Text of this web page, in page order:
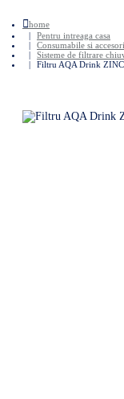
home
Pentru intreaga casa
Consumabile si
Sisteme de filtrare
Filtru AQA Drink